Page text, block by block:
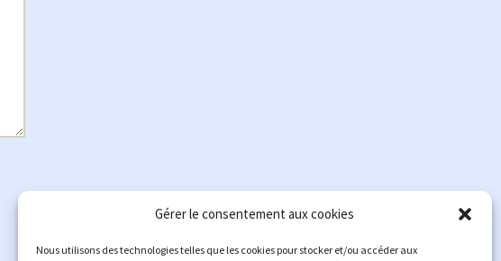
Gérer le consentement aux cookies
Nous utilisons des technologies telles que les cookies pour stocker et/ou accéder aux